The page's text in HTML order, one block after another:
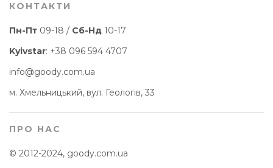
КОНТАКТИ
Пн-Пт 09-18 / Сб-Нд 10-17
Kyivstar: +38 096 594 4707
info@goody.com.ua
м. Хмельницький, вул. Геологів, 33
ПРО НАС
© 2012-2024, goody.com.ua